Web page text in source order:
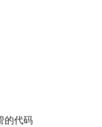
的代码